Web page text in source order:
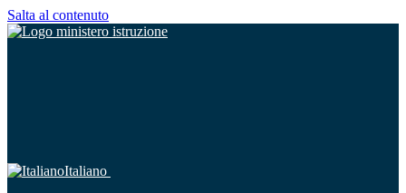
Salta al contenuto
Italiano